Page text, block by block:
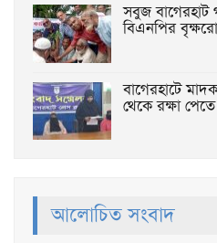
সবুজ বাগেরহাট
বিএনপির
বাগেরহাটে
থেকে রক্ষা
আলোচিত সংবাদ